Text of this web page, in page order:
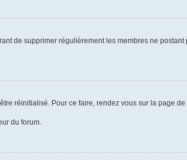
de supprimer régulièrement les membres ne
réinitialisé. Pour ce faire, rendez vous sur la page
du forum.